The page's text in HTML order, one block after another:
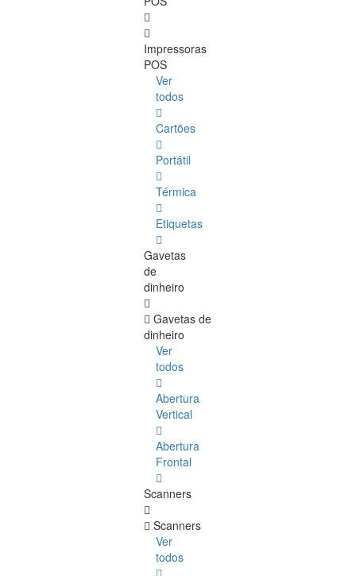
Impressoras
POS
Ver
todos
Cartões
Portátil
Térmica
Etiquetas
Gavetas
de
dinheiro
Gavetas de
dinheiro
Ver
todos
Abertura
Vertical
Abertura
Frontal
Scanners
Scanners
Ver
todos